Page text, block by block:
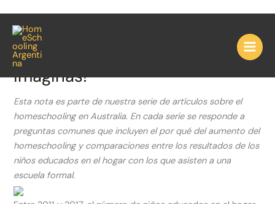
contenido
¡Los niños educados en casa
son más sociables de lo que te
imaginas!
Esta nota es parte de nuestra serie de artículos sobre el
homeschooling en Australia. En cada serie se responde a
preguntas comunes que incluyen el por qué del aumento del
homeschooling y comparaciones entre los resultados de los
niños educados en el hogar con los que asisten a una
escuela formal.